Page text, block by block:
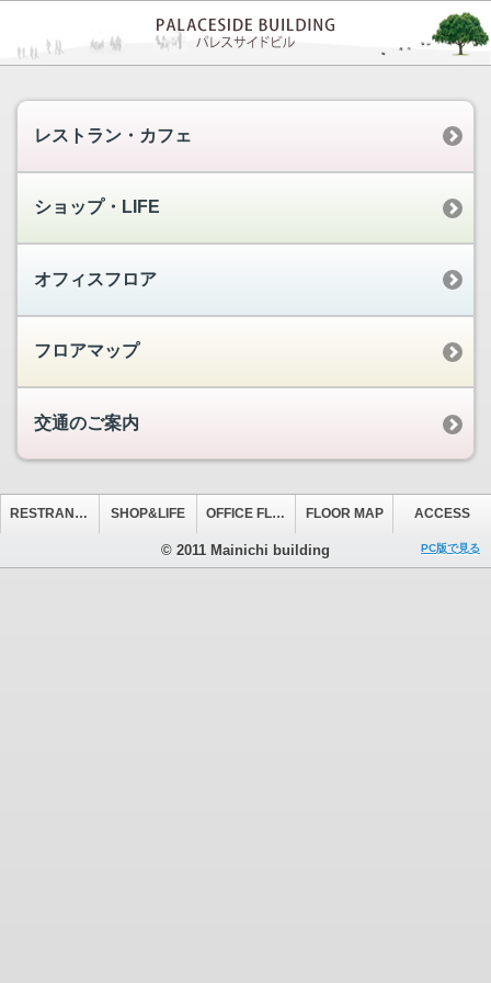
レストラン・カフェ
ショップ・LIFE
オフィスフロア
フロアマップ
交通のご案内
RESTRANT&CAFE SHOP&LIFE OFFICE FLOOR FLOOR MAP ACCESS
© 2011 Mainichi building PC版で見る